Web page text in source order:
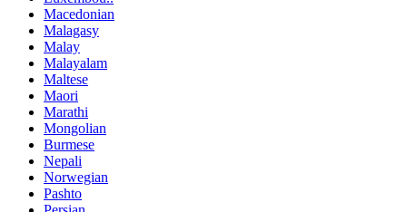
Macedonian
Malagasy
Malay
Malayalam
Maltese
Maori
Marathi
Mongolian
Burmese
Nepali
Norwegian
Pashto